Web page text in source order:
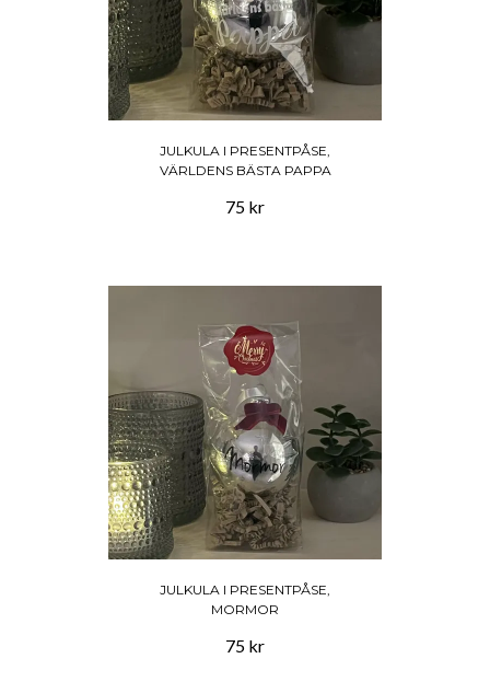
JULKULA I PRESENTPÅSE,
VÄRLDENS BÄSTA PAPPA
75 kr
JULKULA I PRESENTPÅSE,
MORMOR
75 kr